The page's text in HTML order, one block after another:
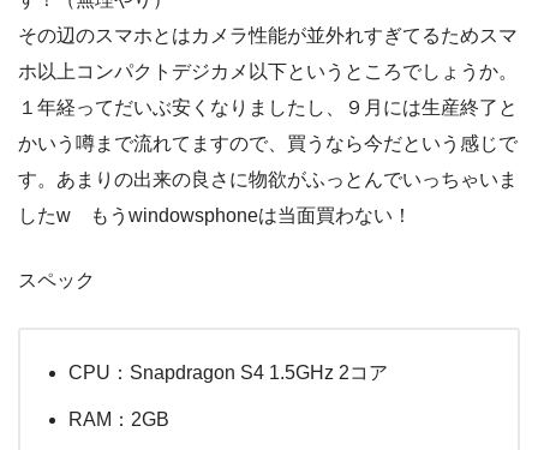
その辺のスマホとはカメラ性能が並外れすぎてるためスマ
ホ以上コンパクトデジカメ以下というところでしょうか。
１年経ってだいぶ安くなりましたし、９月には生産終了と
かいう噂まで流れてますので、買うなら今だという感じで
す。あまりの出来の良さに物欲がふっとんでいっちゃいま
したw もうwindowsphoneは当面買わない！
スペック
CPU：Snapdragon S4 1.5GHz 2コア
RAM：2GB